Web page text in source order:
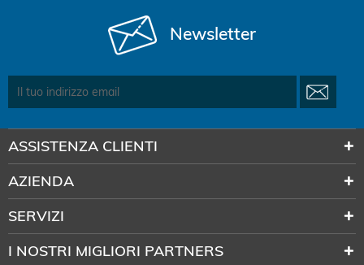
Newsletter
ASSISTENZA CLIENTI
AZIENDA
SERVIZI
I NOSTRI MIGLIORI PARTNERS